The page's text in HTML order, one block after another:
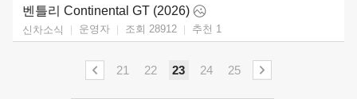
벤틀리 Continental GT (2026)
신차소식 운영자 조회 28912 추천 1
21 22 23 24 25